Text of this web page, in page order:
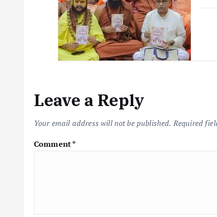
Leave a Reply
Your email address will not be published. Required
Comment*